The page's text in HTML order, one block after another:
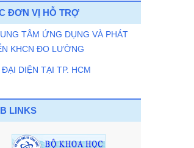
ĐƠN VỊ HỖ TRỢ
TÂM ỨNG DỤNG VÀ PHÁT
KHCN ĐO LƯỜNG
ĐẠI DIỆN TẠI TP. HCM
LINKS